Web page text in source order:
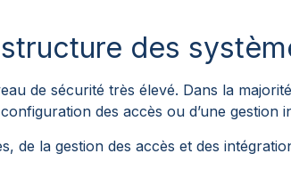
des
de sécurité très élevé. Dans la
des accès ou d’une gestion
de la gestion des accès et des